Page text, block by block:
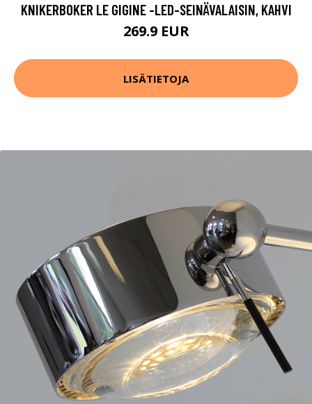
KNIKERBOKER LE GIGINE -LED-SEINÄVALAISIN, KAHVI
269.9 EUR
LISÄTIETOJA